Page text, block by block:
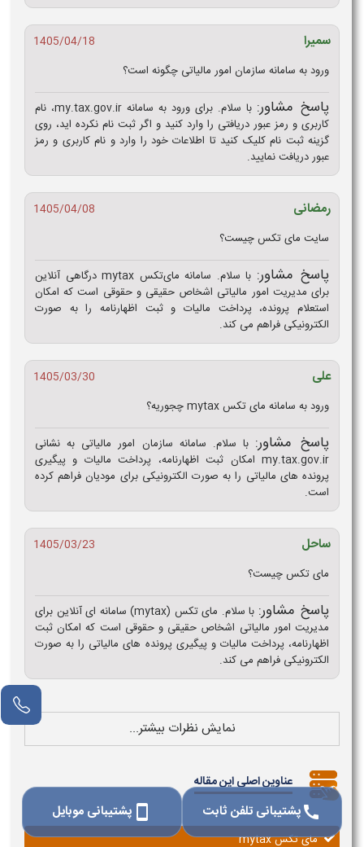
سمیرا
1405/04/18
ورود به سامانه سازمان امور مالیاتی چگونه است؟
پاسخ مشاور:
با سلام. برای ورود به سامانه my.tax.gov.ir، نام
کاربری و رمز عبور دریافتی را وارد کنید و اگر ثبت نام نکرده اید، روی
گزینه ثبت نام کلیک کنید تا اطلاعات خود را وارد و نام کاربری و رمز
عبور دریافت نمایید.
رمضانی
1405/04/08
سایت مای تکس چیست؟
پاسخ مشاور:
با سلام. سامانه مای‌تکس mytax درگاهی آنلاین
برای مدیریت امور مالیاتی اشخاص حقیقی و حقوقی است که امکان
استعلام پرونده، پرداخت مالیات و ثبت اظهارنامه را به‌ صورت
الکترونیکی فراهم می‌ کند.
علی
1405/03/30
ورود به سامانه مای تکس mytax چجوریه؟
پاسخ مشاور: با سلام. سامانه سازمان امور مالیاتی به نشانی
my.tax.gov.ir امکان ثبت اظهارنامه، پرداخت مالیات و پیگیری
پرونده‌ های مالیاتی را به‌ صورت الکترونیکی برای مودیان فراهم کرده
است.
ساحل
1405/03/23
مای تکس چیست؟
پاسخ مشاور:
با سلام. مای تکس (mytax) سامانه ای آنلاین برای
مدیریت امور مالیاتی اشخاص حقیقی و حقوقی است که امکان ثبت
اظهارنامه، پرداخت مالیات و پیگیری پرونده های مالیاتی را به صورت
الکترونیکی فراهم می کند.
نمایش نظرات بیشتر...
عناوین اصلی این مقاله
مای تکس mytax
callپشتیبانی تلفن ثابت smartphone پشتیبانی موبایل